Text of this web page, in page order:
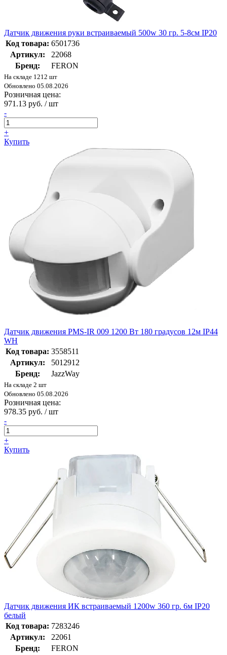
Датчик движения руки встраиваемый 500w 30 гр. 5-8см IP20
Код товара: 6501736
Артикул:
22068
Бренд:
FERON
На складе 1212 шт
Обновлено 05.08.2026
Розничная цена:
971.13 руб. / шт
-
+
Купить
Датчик движения PMS-IR 009 1200 Вт 180 градусов 12м IP44
WH
Код товара: 3558511
Артикул:
5012912
Бренд:
JazzWay
На складе 2 шт
Обновлено 05.08.2026
Розничная цена:
978.35 руб. / шт
-
+
Купить
Датчик движения ИК встраиваемый 1200w 360 гр. 6м IP20
белый
Код товара: 7283246
Артикул:
22061
Бренд:
FERON